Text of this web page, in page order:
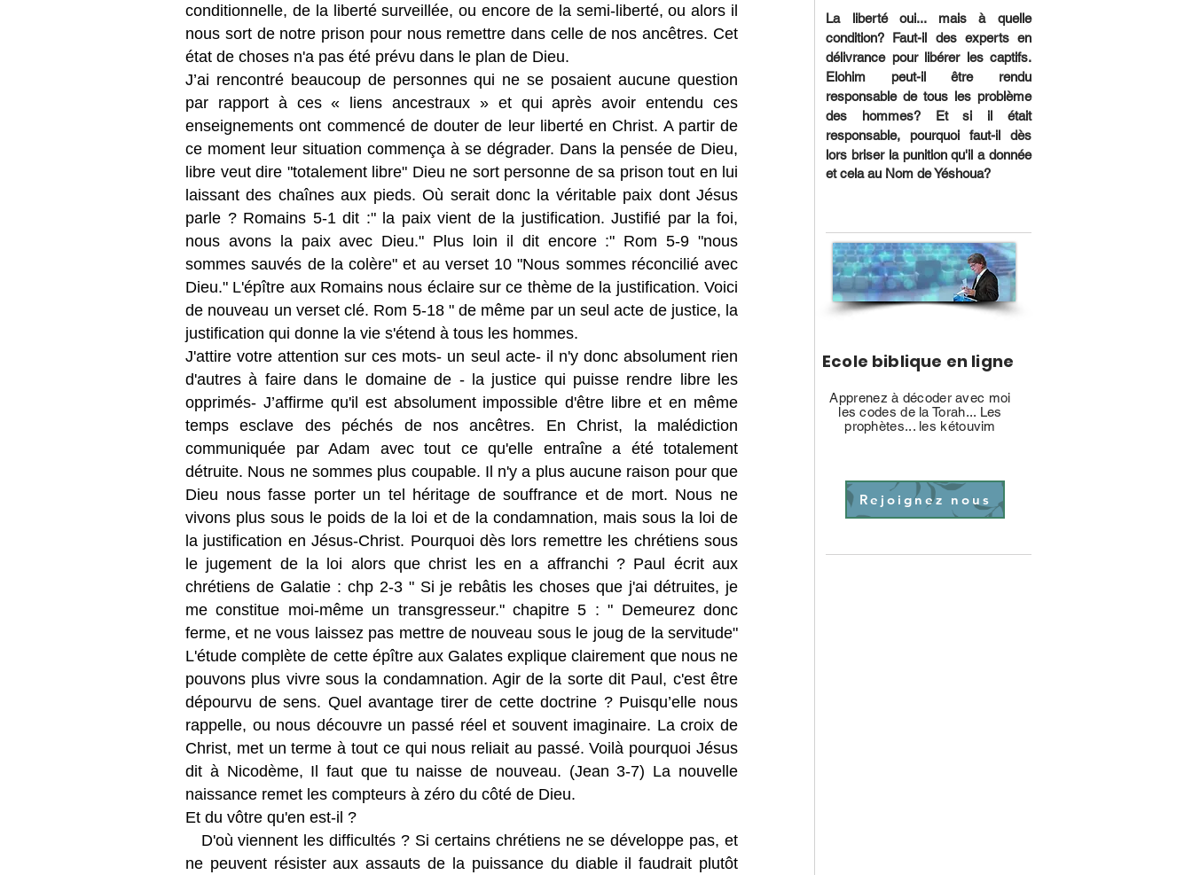
conditionnelle, de la liberté surveillée, ou encore de la semi-liberté, ou alors il
nous sort de notre prison pour nous remettre dans celle de nos ancêtres. Cet
état de choses n'a pas été prévu dans le plan de Dieu.
J’ai rencontré beaucoup de personnes qui ne se posaient aucune question
par rapport à ces « liens ancestraux » et qui après avoir entendu ces
enseignements ont commencé de douter de leur liberté en Christ. A partir de
ce moment leur situation commença à se dégrader. Dans la pensée de Dieu,
libre veut dire "totalement libre" Dieu ne sort personne de sa prison tout en lui
laissant des chaînes aux pieds. Où serait donc la véritable paix dont Jésus
parle ? Romains 5-1 dit :" la paix vient de la justification. Justifié par la foi,
nous avons la paix avec Dieu." Plus loin il dit encore :" Rom 5-9 "nous
sommes sauvés de la colère" et au verset 10 "Nous sommes réconcilié avec
Dieu." L'épître aux Romains nous éclaire sur ce thème de la justification. Voici
de nouveau un verset clé. Rom 5-18 " de même par un seul acte de justice, la
justification qui donne la vie s'étend à tous les hommes.
J'attire votre attention sur ces mots- un seul acte- il n'y donc absolument rien
d'autres à faire dans le domaine de - la justice qui puisse rendre libre les
opprimés- J’affirme qu'il est absolument impossible d'être libre et en même
temps esclave des péchés de nos ancêtres. En Christ, la malédiction
communiquée par Adam avec tout ce qu'elle entraîne a été totalement
détruite. Nous ne sommes plus coupable. Il n'y a plus aucune raison pour que
Dieu nous fasse porter un tel héritage de souffrance et de mort. Nous ne
vivons plus sous le poids de la loi et de la condamnation, mais sous la loi de
la justification en Jésus-Christ. Pourquoi dès lors remettre les chrétiens sous
le jugement de la loi alors que christ les en a affranchi ? Paul écrit aux
chrétiens de Galatie : chp 2-3 " Si je rebâtis les choses que j'ai détruites, je
me constitue moi-même un transgresseur." chapitre 5 : " Demeurez donc
ferme, et ne vous laissez pas mettre de nouveau sous le joug de la servitude"
L'étude complète de cette épître aux Galates explique clairement que nous ne
pouvons plus vivre sous la condamnation. Agir de la sorte dit Paul, c'est être
dépourvu de sens. Quel avantage tirer de cette doctrine ? Puisqu’elle nous
rappelle, ou nous découvre un passé réel et souvent imaginaire. La croix de
Christ, met un terme à tout ce qui nous reliait au passé. Voilà pourquoi Jésus
dit à Nicodème, Il faut que tu naisse de nouveau. (Jean 3-7) La nouvelle
naissance remet les compteurs à zéro du côté de Dieu.
Et du vôtre qu'en est-il ?
D'où viennent les difficultés ? Si certains chrétiens ne se développe pas, et
ne peuvent résister aux assauts de la puissance du diable il faudrait plutôt
La liberté oui... mais à quelle
condition? Faut-il des experts en
délivrance pour libérer les captifs.
Elohim peut-il être rendu
responsable de tous les problème
des hommes? Et si il était
responsable, pourquoi faut-il dès
lors briser la punition qu'il a donnée
et cela au Nom de Yéshoua?
Ecole biblique en ligne
Apprenez à décoder avec moi
les codes de la Torah... Les
prophètes... les kétouvim
Rejoignez nous